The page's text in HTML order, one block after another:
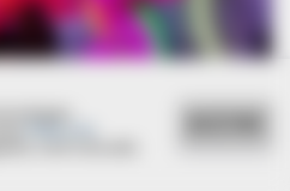
Driver In Shock